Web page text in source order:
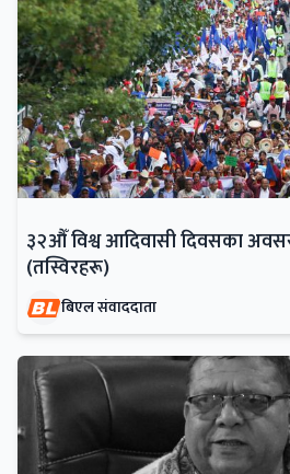
३२औँ विश्व आदिवासी दिवसका
(तस्विरहरू)
बिएल संवाददाता